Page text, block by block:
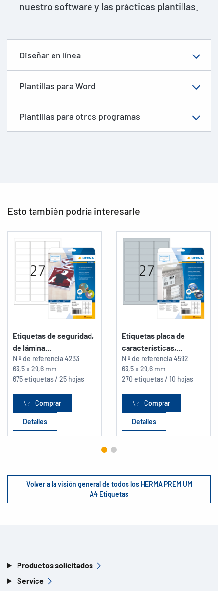
nuestro software y las prácticas plantillas.
Diseñar en línea
Plantillas para Word
Plantillas para otros programas
Esto también podría interesarle
Etiquetas de seguridad,
de lámina...
N.º de referencia4233
63,5 x 29,6 mm
675 etiquetas / 25 hojas
Comprar
Detalles
Etiquetas placa de
características,...
N.º de referencia4592
63,5 x 29,6 mm
270 etiquetas / 10 hojas
Comprar
Detalles
Volver a la visión general de todos los HERMA PREMIUM
A4 Etiquetas
Productos solicitados
Service